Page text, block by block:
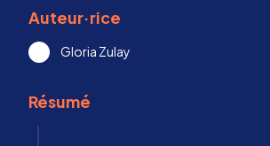
Auteur·rice
Gloria Zulay
Résumé